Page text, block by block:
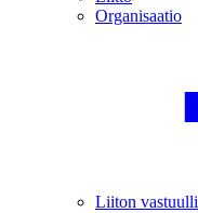
Organisaatio
Liiton